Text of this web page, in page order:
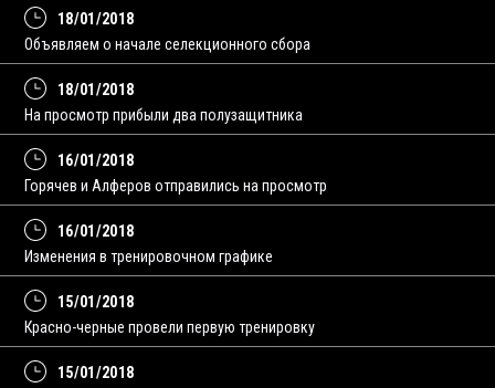
18/01/2018
Объявляем о начале селекционного сбора
18/01/2018
На просмотр прибыли два полузащитника
16/01/2018
Горячев и Алферов отправились на просмотр
16/01/2018
Изменения в тренировочном графике
15/01/2018
Красно-черные провели первую тренировку
15/01/2018